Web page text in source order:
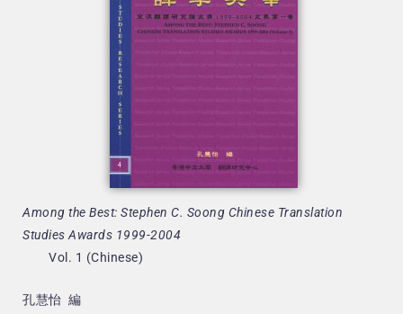
Among the Best: Stephen C. Soong Chinese Translation
Studies Awards 1999-2004
Vol. 1 (Chinese)
孔慧怡 編